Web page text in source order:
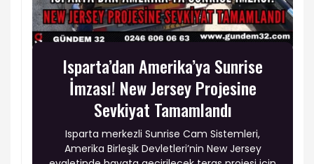
Isparta’dan Amerika’ya Sunrise
İmzası! New Jersey Projesine
Sevkiyat Tamamlandı
Isparta merkezli Sunrise Cam Sistemleri,
Amerika Birleşik Devletleri’nin New Jersey